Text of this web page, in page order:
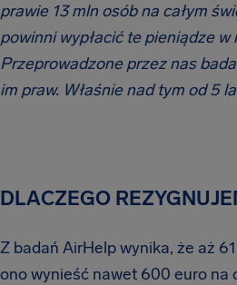
prawie 13 mln osób na całym
powinni wypłacić te pieniądze
Przeprowadzone przez nas
im praw. Właśnie nad tym od 5
DLACZEGO
Z badań AirHelp wynika, że aż
ono wynieść nawet 600 euro na